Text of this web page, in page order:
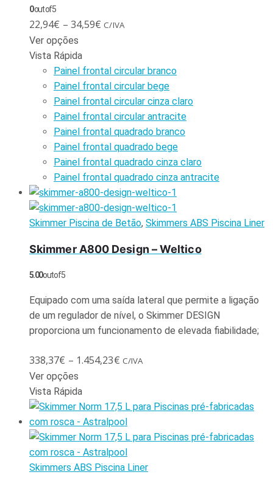
0out of 5
22,94€ – 34,59€ C/IVA
Ver opções
Vista Rápida
Painel frontal circular branco
Painel frontal circular bege
Painel frontal circular cinza claro
Painel frontal circular antracite
Painel frontal quadrado branco
Painel frontal quadrado bege
Painel frontal quadrado cinza claro
Painel frontal quadrado cinza antracite
Skimmer Piscina de Betão, Skimmers ABS Piscina Liner
Skimmer A800 Design – Weltico
5.00out of 5
Equipado com uma saída lateral que permite a ligação
de um regulador de nível, o Skimmer DESIGN
proporciona um funcionamento de elevada fiabilidade;
338,37€ – 1.454,23€ C/IVA
Ver opções
Vista Rápida
Skimmers ABS Piscina Liner